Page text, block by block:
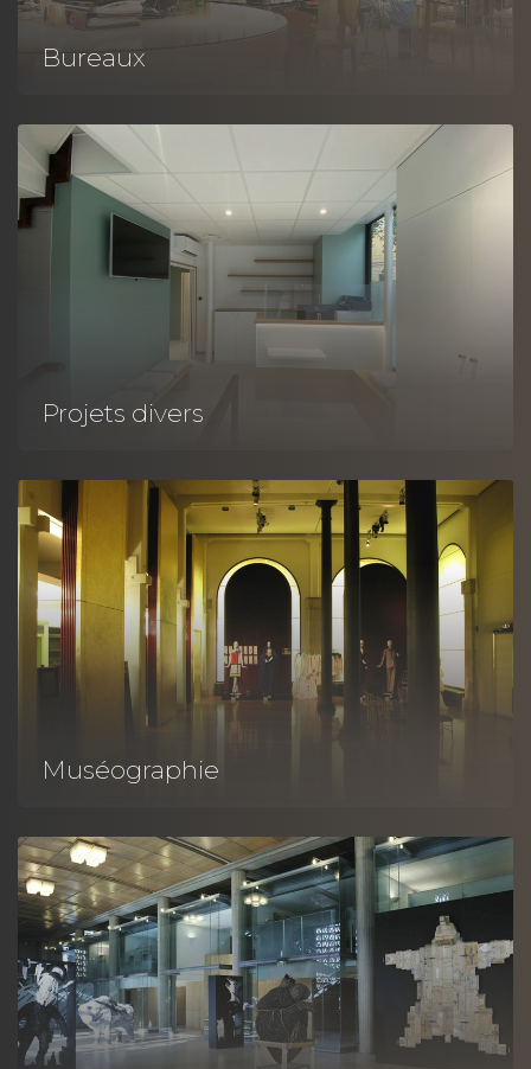
Bureaux
Projets divers
Muséographie